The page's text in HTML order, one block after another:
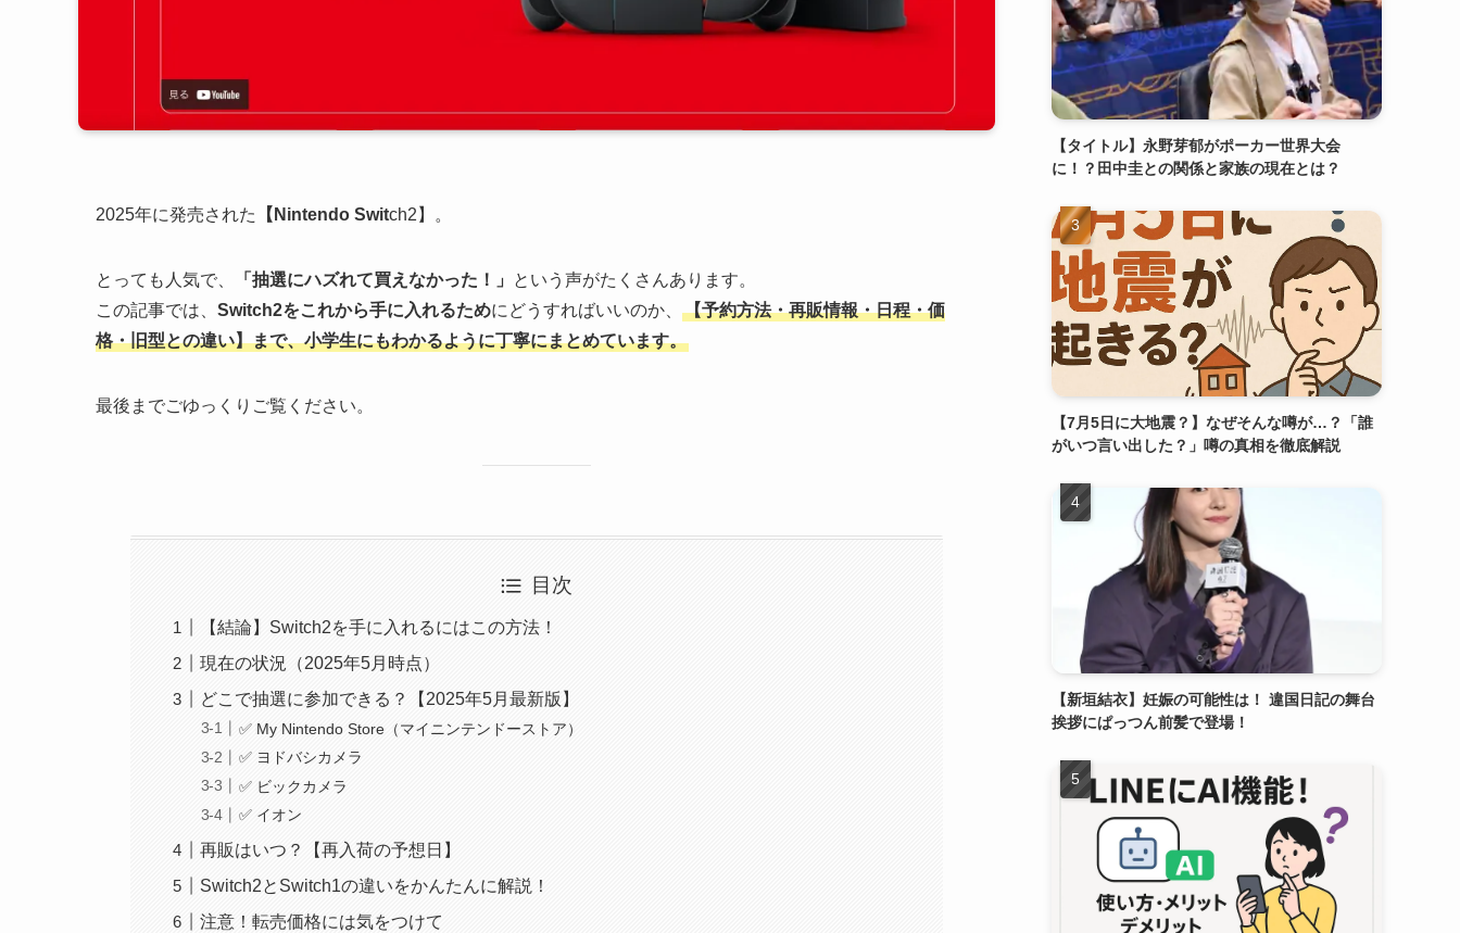
2025年に発売された 【Nintendo Switch2】。
とっても人気で、 「抽選にハズれて買えなかった！」
という声がたくさんあります。
この記事では、 Switch2をこれから手に入れるためにどうすればいいのか、
【予約方法・再販情報・日程・価
格・旧型との違い】まで、小学生にもわかるように丁寧にまとめています。
最後までごゆっくりご覧ください。
目次
【結論】Switch2を手に入れるにはこの方法！
現在の状況（2025年5月時点）
どこで抽選に参加できる？【2025年5月最新版】
✅ My Nintendo Store（マイニンテンドーストア）
✅ ヨドバシカメラ
✅ ビックカメラ
✅ イオン
再販はいつ？【再入荷の予想日】
Switch2とSwitch1の違いをかんたんに解説！
注意！転売価格には気をつけて
【タイトル】永野芽郁がポーカー世界大会
に！？田中圭との関係と家族の現在とは？
【7月5日に大地震？】なぜそんな噂が…？「誰
がいつ言い出した？」噂の真相を徹底解説
【新垣結衣】妊娠の可能性は！ 違国日記の舞台
挨拶にぱっつん前髪で登場！